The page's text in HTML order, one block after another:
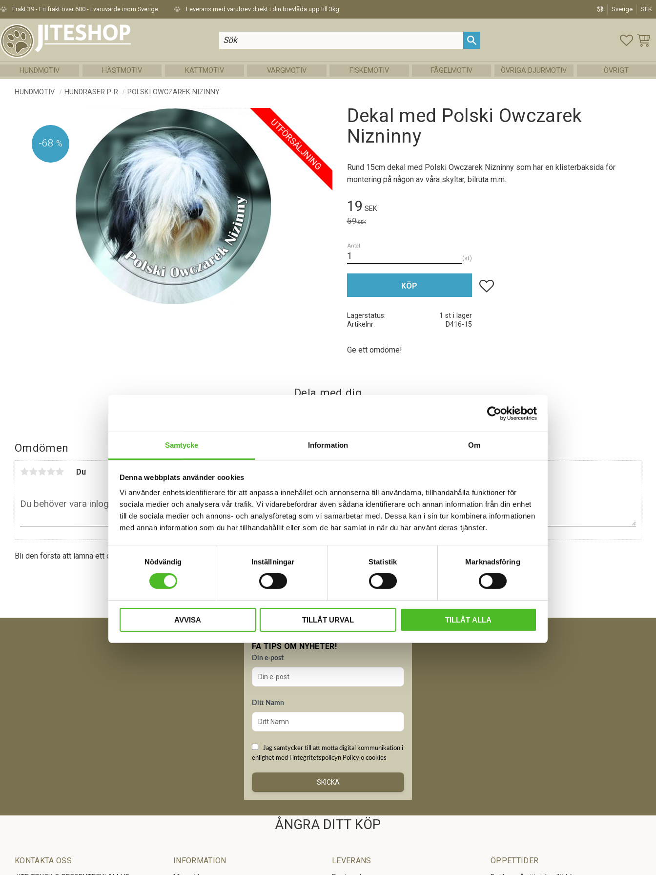
Samtycke Information Om
Denna webbplats använder cookies
Vi använder enhetsidentifierare för att anpassa innehållet och annonserna till användarna, tillhandahålla funktioner för
sociala medier och analysera vår trafik. Vi vidarebefordrar även sådana identifierare och annan information från din enhet
till de sociala medier och annons- och analysföretag som vi samarbetar med. Dessa kan i sin tur kombinera informationen
med annan information som du har tillhandahållit eller som de har samlat in när du har använt deras tjänster.
Nödvändig
Inställningar Statistik Marknadsföring
AVVISA TILLÅT URVAL TILLÅT ALLA
Frakt 39:- Fri frakt över 600:- i varuvärde inom Sverige Leverans med varubrev direkt i din brevlåda upp till 3kg Sverige SEK
HUNDMOTIV HÄSTMOTIV KATTMOTIV VARGMOTIV FISKEMOTIV FÅGELMOTIV ÖVRIGA DJURMOTIV ÖVRIGT
HUNDMOTIV HUNDRASER P-R POLSKI OWCZAREK NIZINNY
Dekal med Polski Owczarek
Nizninny
Rund 15cm dekal med Polski Owczarek Nizninny som har en klisterbaksida för
montering på någon av våra skyltar, bilruta m.m.
68 % UTFÖRSÄLJNING
Nedsatt pris:
19 SEK
Ordinarie pris:
59SEK
Antal
st
KÖP Lägg till i favoriter
Lagerstatus
1 st i lager
Artikelnr
D416-15
Ge ett omdöme!
Dela med dig
Omdömen
Du
Bli den första att lämna ett omdöme.
FÅ TIPS OM NYHETER!
Din e-post
Ditt Namn
Jag samtycker till att motta digital kommunikation i
enlighet med i integritetspolicyn Policy o cookies
SKICKA
ÅNGRA DITT KÖP
KONTAKTA OSS INFORMATION LEVERANS ÖPPETTIDER